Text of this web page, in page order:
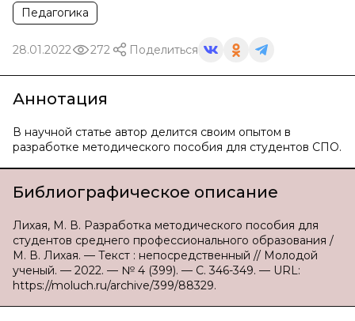
Педагогика
28.01.2022 272 Поделиться
Аннотация
В научной статье автор делится своим опытом в
разработке методического пособия для студентов СПО.
Библиографическое описание
Лихая, М. В. Разработка методического пособия для
студентов среднего профессионального образования /
М. В. Лихая. — Текст : непосредственный // Молодой
ученый. — 2022. — № 4 (399). — С. 346-349. — URL:
https://moluch.ru/archive/399/88329.